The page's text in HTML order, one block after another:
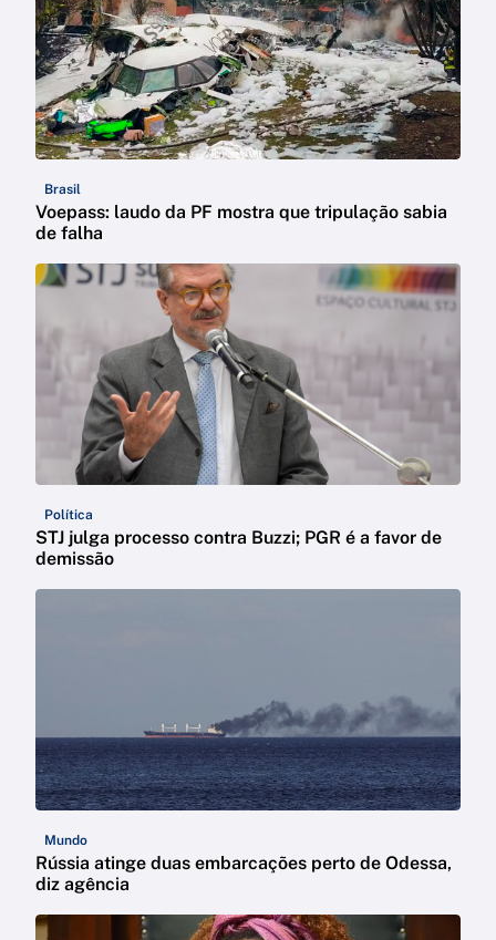
Brasil
Voepass: laudo da PF mostra que tripulação sabia
de falha
Política
STJ julga processo contra Buzzi; PGR é a favor de
demissão
Mundo
Rússia atinge duas embarcações perto de Odessa,
diz agência